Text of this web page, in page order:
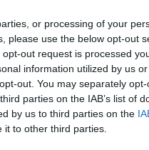
or processing of your
please use the below opt-out
out request is processed
information utilized by us
out. You may separately
parties on the IAB’s list of
by us to third parties on the
to other third parties.